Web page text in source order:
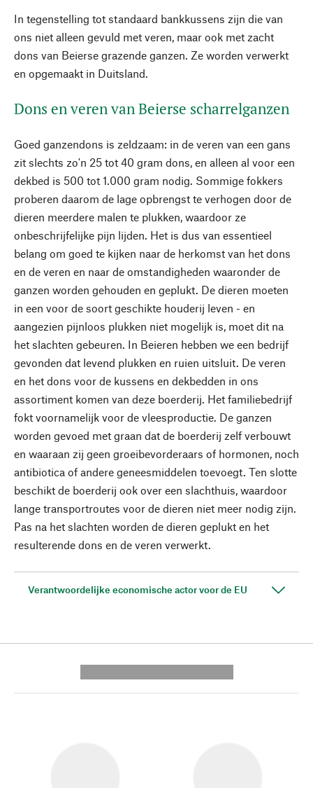
In tegenstelling tot standaard bankkussens zijn die van
ons niet alleen gevuld met veren, maar ook met zacht
dons van Beierse grazende ganzen. Ze worden verwerkt
en opgemaakt in Duitsland.
Dons en veren van Beierse scharrelganzen
Goed ganzendons is zeldzaam: in de veren van een gans
zit slechts zo'n 25 tot 40 gram dons, en alleen al voor een
dekbed is 500 tot 1.000 gram nodig. Sommige fokkers
proberen daarom de lage opbrengst te verhogen door de
dieren meerdere malen te plukken, waardoor ze
onbeschrijfelijke pijn lijden. Het is dus van essentieel
belang om goed te kijken naar de herkomst van het dons
en de veren en naar de omstandigheden waaronder de
ganzen worden gehouden en geplukt. De dieren moeten
in een voor de soort geschikte houderij leven - en
aangezien pijnloos plukken niet mogelijk is, moet dit na
het slachten gebeuren. In Beieren hebben we een bedrijf
gevonden dat levend plukken en ruien uitsluit. De veren
en het dons voor de kussens en dekbedden in ons
assortiment komen van deze boerderij. Het familiebedrijf
fokt voornamelijk voor de vleesproductie. De ganzen
worden gevoed met graan dat de boerderij zelf verbouwt
en waaraan zij geen groeibevorderaars of hormonen, noch
antibiotica of andere geneesmiddelen toevoegt. Ten slotte
beschikt de boerderij ook over een slachthuis, waardoor
lange transportroutes voor de dieren niet meer nodig zijn.
Pas na het slachten worden de dieren geplukt en het
resulterende dons en de veren verwerkt.
Verantwoordelijke economische actor voor de EU